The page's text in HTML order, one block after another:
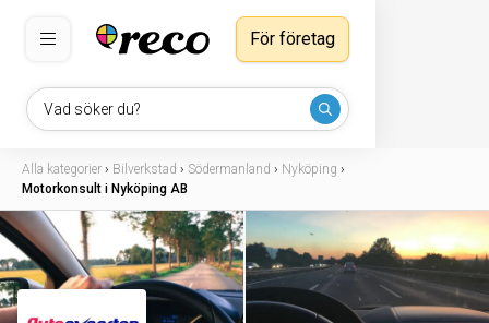
Vad söker du?
För företag
Alla kategorier › Bilverkstad › Södermanland › Nyköping ›
Motorkonsult i Nyköping AB